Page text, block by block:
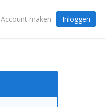
Account maken Inloggen